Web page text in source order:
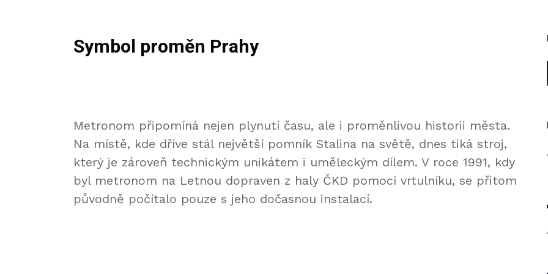
Symbol proměn Prahy
Metronom připomíná nejen plynutí času, ale i proměnlivou historii města.
Na místě, kde dříve stál největší pomník Stalina na světě, dnes tiká stroj,
který je zároveň technickým unikátem i uměleckým dílem. V roce 1991, kdy
byl metronom na Letnou dopraven z haly ČKD pomocí vrtulníku, se přitom
původně počítalo pouze s jeho dočasnou instalací.
i
i